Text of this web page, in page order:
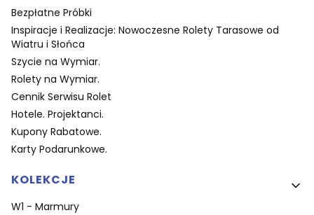
Bezpłatne Próbki
Inspiracje i Realizacje: Nowoczesne Rolety Tarasowe od
Wiatru i Słońca
Szycie na Wymiar.
Rolety na Wymiar.
Cennik Serwisu Rolet
Hotele. Projektanci.
Kupony Rabatowe.
Karty Podarunkowe.
KOLEKCJE
W1 - Marmury